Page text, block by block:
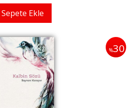
Sepete Ekle
%30